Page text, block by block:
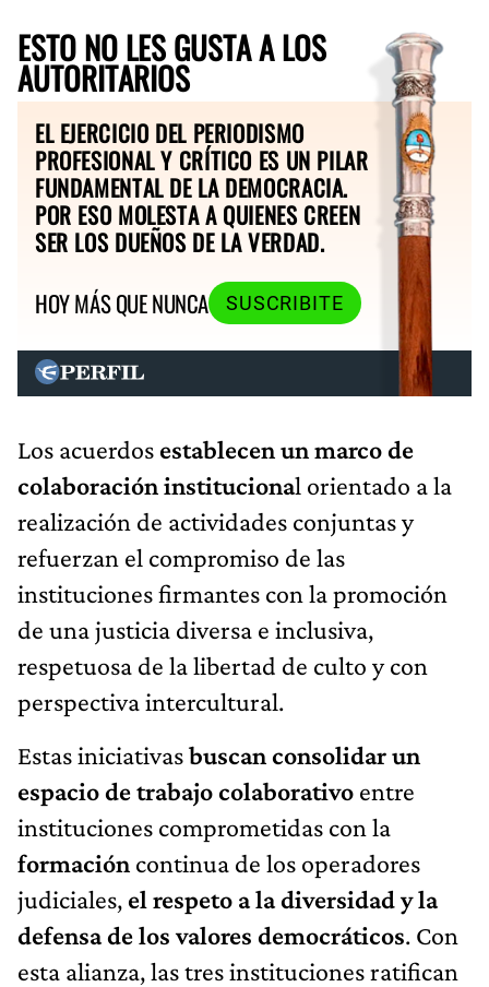
ESTO NO LES GUSTA A LOS
AUTORITARIOS
EL EJERCICIO DEL PERIODISMO
PROFESIONAL Y CRÍTICO ES UN PILAR
FUNDAMENTAL DE LA DEMOCRACIA.
POR ESO MOLESTA A QUIENES CREEN
SER LOS DUEÑOS DE LA VERDAD.
HOY MÁS QUE NUNCA
SUSCRIBITE
Los acuerdos establecen un marco de
colaboración institucional orientado a la
realización de actividades conjuntas y
refuerzan el compromiso de las
instituciones firmantes con la promoción
de una justicia diversa e inclusiva,
respetuosa de la libertad de culto y con
perspectiva intercultural.
Estas iniciativasbuscan consolidar un
espacio de trabajo colaborativo entre
instituciones comprometidas con la
formación continua de los operadores
judiciales, el respeto a la diversidad y la
defensa de los valores democráticos. Con
esta alianza, las tres instituciones ratifican